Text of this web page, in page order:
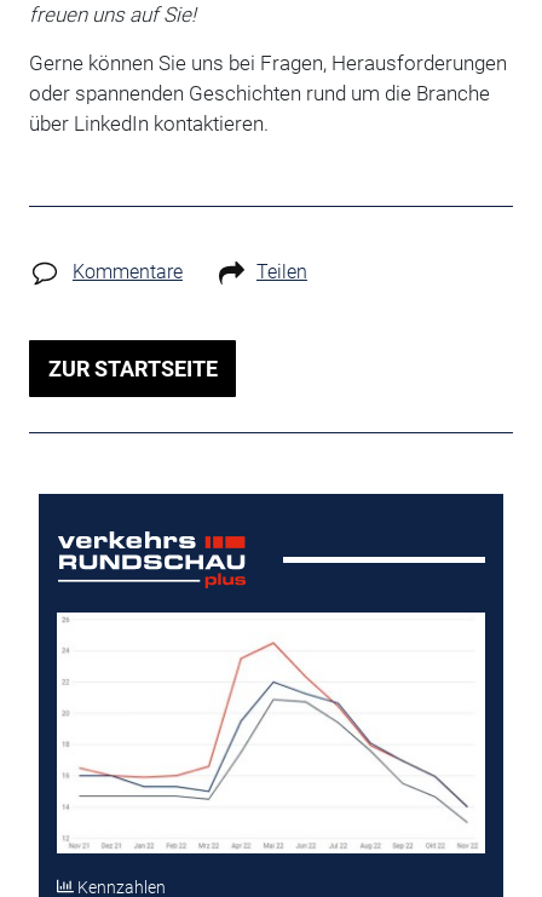
freuen uns auf Sie!
Gerne können Sie uns bei Fragen, Herausforderungen
oder spannenden Geschichten rund um die Branche
über LinkedIn kontaktieren.
Kommentare Teilen
ZUR STARTSEITE
Kennzahlen